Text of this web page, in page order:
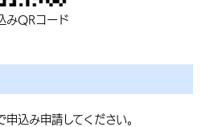
みQRコード
込み申請してください。